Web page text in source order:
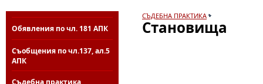
Обявления по чл. 181 АПК
Съобщения по чл.137, ал.5
АПК
Съдебна практика
СЪДЕБНА ПРАКТИКА
Становища